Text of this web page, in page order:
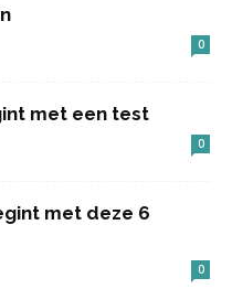
0
met een test
0
met deze 6
0